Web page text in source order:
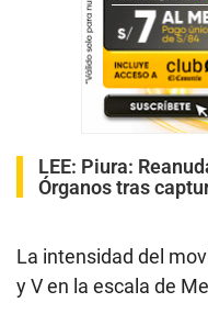
LEE: Piura:
Órganos tras
La intensidad del
y V en la escala de